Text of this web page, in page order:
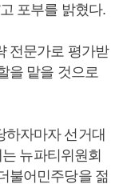
포부를 밝혔다.
전문가로 평가받
을 맡을 것으로
하자마자 선거대
뉴파티위원회
불어민주당을 젊